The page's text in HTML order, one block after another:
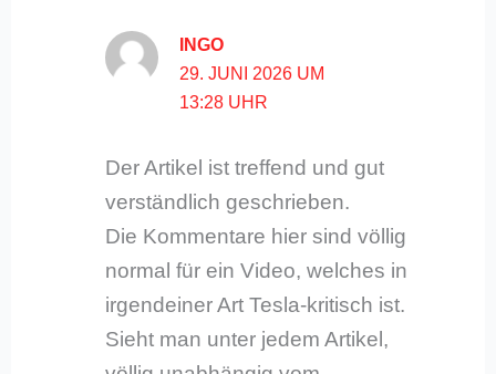
INGO
29. JUNI 2026 UM
13:28 UHR
Der Artikel ist treffend und gut
verständlich geschrieben.
Die Kommentare hier sind völlig
normal für ein Video, welches in
irgendeiner Art Tesla-kritisch ist.
Sieht man unter jedem Artikel,